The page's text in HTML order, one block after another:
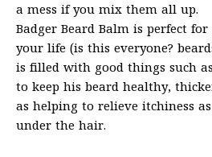
a mess if you mix them all up.
Badger Beard Balm is perfect
your life (is this everyone?
is filled with good things such
to keep his beard healthy,
as helping to relieve itchiness
under the hair.